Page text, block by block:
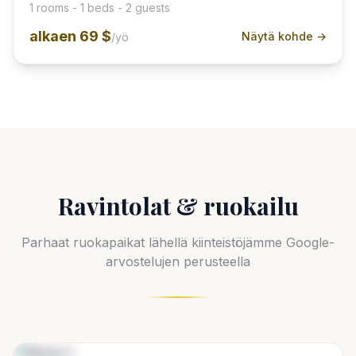
1 rooms - 1 beds - 2 guests
alkaen 69 $/yö Näytä kohde →
Ravintolat & ruokailu
Parhaat ruokapaikat lähellä kiinteistöjämme Google-
arvostelujen perusteella